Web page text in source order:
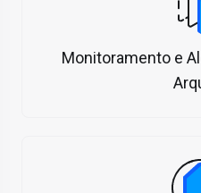
Monitoramento e